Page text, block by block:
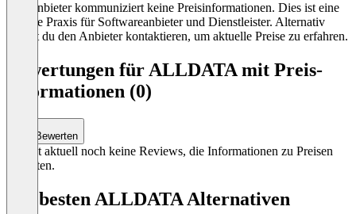
Der Anbieter kommuniziert keine Preisinformationen. Dies ist eine
übliche Praxis für Softwareanbieter und Dienstleister. Alternativ
kannst du den Anbieter kontaktieren, um aktuelle Preise zu erfahren.
Bewertungen für ALLDATA mit Preis-
Informationen (0)
Bewerten
Es gibt aktuell noch keine Reviews, die Informationen zu Preisen
enthalten.
Die besten ALLDATA Alternativen